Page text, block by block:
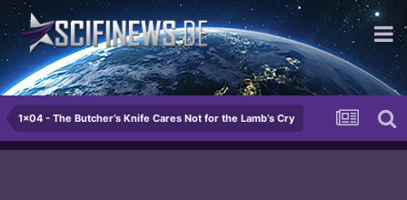
excellent...
1x04 - The Butcher’s Knife Cares Not for the Lamb’s Cry